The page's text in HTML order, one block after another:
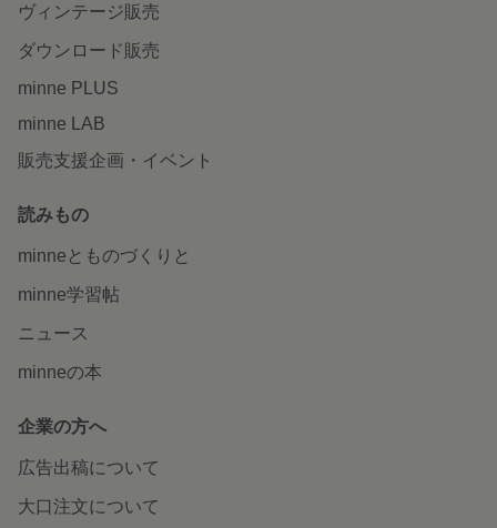
ヴィンテージ販売
ダウンロード販売
minne PLUS
minne LAB
販売支援企画・イベント
読みもの
minneとものづくりと
minne学習帖
ニュース
minneの本
企業の方へ
広告出稿について
大口注文について